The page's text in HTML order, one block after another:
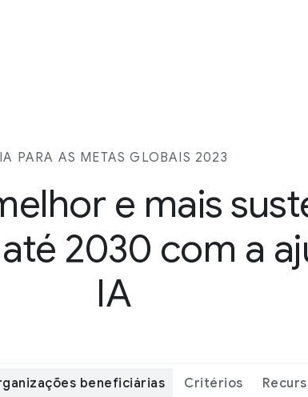
IA PARA AS METAS GLOBAIS 2023
e mais
2030 com a
IA
beneficiárias Critérios